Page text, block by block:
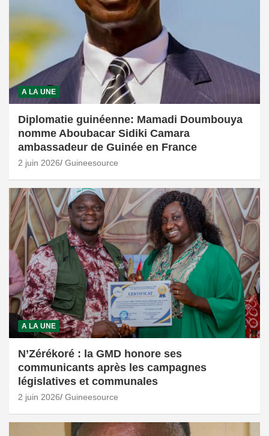
A LA UNE
Diplomatie guinéenne: Mamadi Doumbouya
nomme Aboubacar Sidiki Camara
ambassadeur de Guinée en France
2 juin 2026 Guineesource
A LA UNE
N’Zérékoré : la GMD honore ses
communicants après les campagnes
législatives et communales
2 juin 2026 Guineesource